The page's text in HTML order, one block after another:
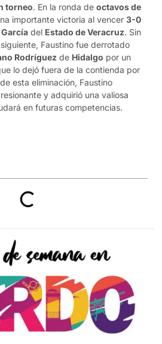
torneo. En la ronda de octavos de
importante victoria al vencer 3-0
del Estado de Veracruz. Sin
Faustino fue derrotado
Rodríguez de Hidalgo por un
lo dejó fuera de la contienda por
esta eliminación, Faustino
y adquirió una valiosa
en futuras competencias.